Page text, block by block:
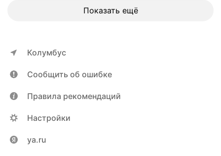
Показать ещё
Колумбус
Сообщить об ошибке
Правила рекомендаций
Настройки
ya.ru